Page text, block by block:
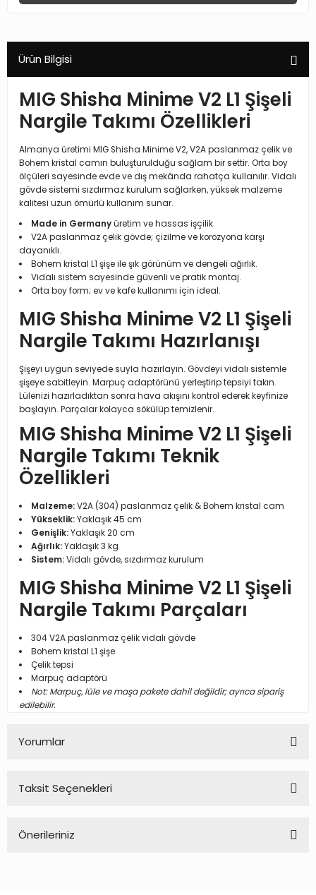
Ürün Bilgisi
MIG Shisha Minime V2 L1 Şişeli
Nargile Takımı Özellikleri
Almanya üretimi MIG Shisha Minime V2, V2A paslanmaz çelik ve
Bohem kristal camın buluşturulduğu sağlam bir settir. Orta boy
ölçüleri sayesinde evde ve dış mekânda rahatça kullanılır. Vidalı
gövde sistemi sızdırmaz kurulum sağlarken, yüksek malzeme
kalitesi uzun ömürlü kullanım sunar.
Made in Germanyüretim ve hassas işçilik.
V2A paslanmaz çelik gövde; çizilme ve korozyona karşı
dayanıklı.
Bohem kristal L1 şişe ile şık görünüm ve dengeli ağırlık.
Vidalı sistem sayesinde güvenli ve pratik montaj.
Orta boy form; ev ve kafe kullanımı için ideal.
MIG Shisha Minime V2 L1 Şişeli
Nargile Takımı Hazırlanışı
Şişeyi uygun seviyede suyla hazırlayın. Gövdeyi vidalı sistemle
şişeye sabitleyin. Marpuç adaptörünü yerleştirip tepsiyi takın.
Lülenizi hazırladıktan sonra hava akışını kontrol ederek keyfinize
başlayın. Parçalar kolayca sökülüp temizlenir.
MIG Shisha Minime V2 L1 Şişeli
Nargile Takımı Teknik
Özellikleri
Malzeme:V2A (304) paslanmaz çelik & Bohem kristal cam
Yükseklik:Yaklaşık 45 cm
Genişlik:Yaklaşık 20 cm
Ağırlık:Yaklaşık 3 kg
Sistem:Vidalı gövde, sızdırmaz kurulum
MIG Shisha Minime V2 L1 Şişeli
Nargile Takımı Parçaları
304 V2A paslanmaz çelik vidalı gövde
Bohem kristal L1 şişe
Çelik tepsi
Marpuç adaptörü
Not: Marpuç, lüle ve maşa pakete dahil değildir; ayrıca sipariş
edilebilir.
Yorumlar
Taksit Seçenekleri
Önerileriniz